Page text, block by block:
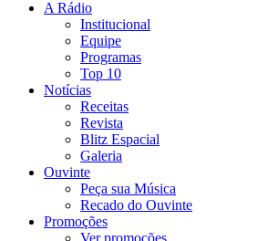
A Rádio
Institucional
Equipe
Programas
Top 10
Notícias
Receitas
Revista
Blitz Espacial
Galeria
Ouvinte
Peça sua Música
Recado do Ouvinte
Promoções
Ver promoções